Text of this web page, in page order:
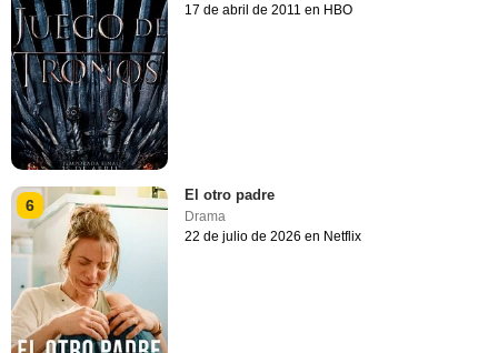
17 de abril de 2011 en HBO
6
El otro padre
Drama
22 de julio de 2026 en Netflix